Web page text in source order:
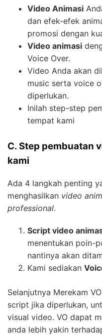
Video Animasi
dan efek-efek
promosi dengan
Video animasi
Voice Over.
Video Anda akan
music serta voice
diperlukan.
Inilah step-step
tempat kami
C. Step pembuatan
kami
Ada 4 langkah penting
menghasilkan video
professional.
Script video
menentukan poin-
nantinya akan
Kami sediakan
Selanjutnya Merekam
script jika diperlukan,
visual video. VO dapat
anda lebih yakin